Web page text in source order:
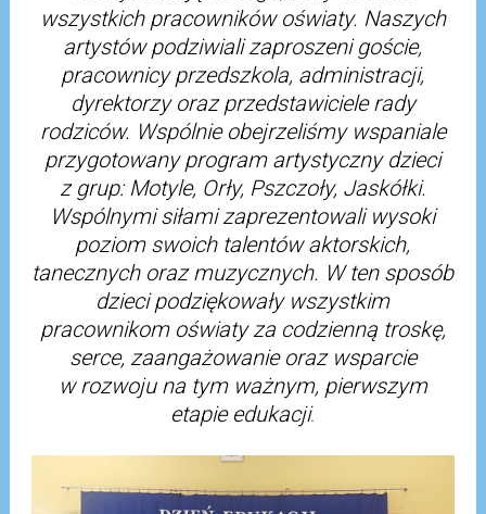
wszystkich pracowników oświaty. Naszych
artystów podziwiali zaproszeni goście,
pracownicy przedszkola, administracji,
dyrektorzy oraz przedstawiciele rady
rodziców. Wspólnie obejrzeliśmy wspaniale
przygotowany program artystyczny dzieci
z grup: Motyle, Orły, Pszczoły, Jaskółki.
Wspólnymi siłami zaprezentowali wysoki
poziom swoich talentów aktorskich,
tanecznych oraz muzycznych. W ten sposób
dzieci podziękowały wszystkim
pracownikom oświaty za codzienną troskę,
serce, zaangażowanie oraz wsparcie
w rozwoju na tym ważnym, pierwszym
etapie edukacji.